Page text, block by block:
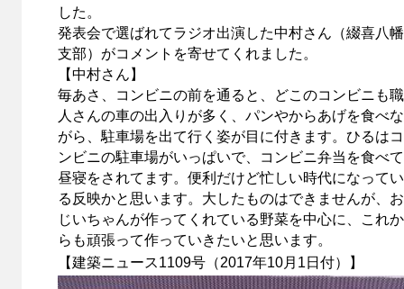
した。
発表会で選ばれてラジオ出演した中村さん（綴喜八幡
支部）がコメントを寄せてくれました。
【中村さん】
毎あさ、コンビニの前を通ると、どこのコンビニも職
人さんの車の出入りが多く、パンやからあげを食べな
がら、駐車場を出て行く姿が目に付きます。ひるはコ
ンビニの駐車場がいっぱいで、コンビニ弁当を食べて
昼寝をされてます。便利だけど忙しい時代になってい
る反映かと思います。大したものはできませんが、お
じいちゃんが作ってくれている野菜を中心に、これか
らも頑張って作っていきたいと思います。
【建築ニュース1109号（2017年10月1日付）】